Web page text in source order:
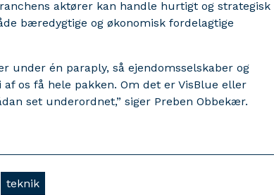
aktører kan handle hurtigt og strategisk
bæredygtige og økonomisk fordelagtige
under én paraply, så ejendomsselskaber og
os få hele pakken. Om det er VisBlue eller
set underordnet,” siger Preben Obbekær.
teknik